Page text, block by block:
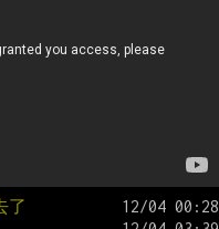
了